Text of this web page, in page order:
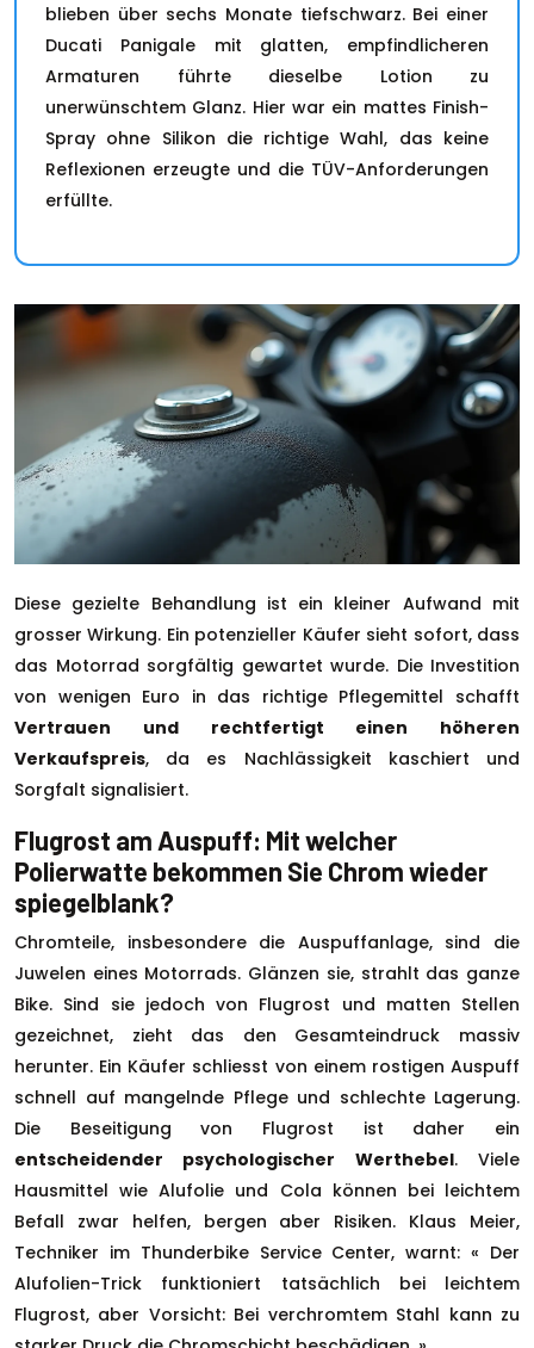
blieben über sechs Monate tiefschwarz. Bei einer
Ducati Panigale mit glatten, empfindlicheren
Armaturen führte dieselbe Lotion zu
unerwünschtem Glanz. Hier war ein mattes Finish-
Spray ohne Silikon die richtige Wahl, das keine
Reflexionen erzeugte und die TÜV-Anforderungen
erfüllte.
Diese gezielte Behandlung ist ein kleiner Aufwand mit
grosser Wirkung. Ein potenzieller Käufer sieht sofort, dass
das Motorrad sorgfältig gewartet wurde. Die Investition
von wenigen Euro in das richtige Pflegemittel schafft
Vertrauen und rechtfertigt einen höheren
Verkaufspreis, da es Nachlässigkeit kaschiert und
Sorgfalt signalisiert.
Flugrost am Auspuff: Mit welcher
Polierwatte bekommen Sie Chrom wieder
spiegelblank?
Chromteile, insbesondere die Auspuffanlage, sind die
Juwelen eines Motorrads. Glänzen sie, strahlt das ganze
Bike. Sind sie jedoch von Flugrost und matten Stellen
gezeichnet, zieht das den Gesamteindruck massiv
herunter. Ein Käufer schliesst von einem rostigen Auspuff
schnell auf mangelnde Pflege und schlechte Lagerung.
Die Beseitigung von Flugrost ist daher ein
entscheidender psychologischer Werthebel. Viele
Hausmittel wie Alufolie und Cola können bei leichtem
Befall zwar helfen, bergen aber Risiken. Klaus Meier,
Techniker im Thunderbike Service Center, warnt: « Der
Alufolien-Trick funktioniert tatsächlich bei leichtem
Flugrost, aber Vorsicht: Bei verchromtem Stahl kann zu